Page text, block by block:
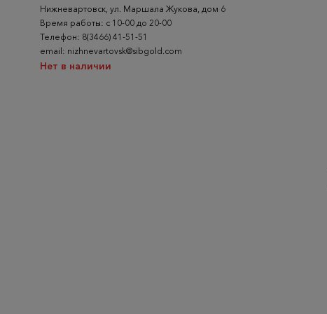
Нижневартовск, ул. Маршала Жукова, дом 6
Время работы: с 10-00 до 20-00
Телефон: 8(3466) 41-51-51
email: nizhnevartovsk@sibgold.com
Нет в наличии